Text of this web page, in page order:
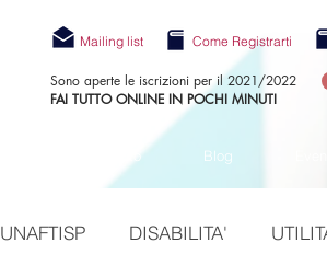
Mailing list Come Registrarti
Sono aperte le iscrizioni per il 2021/2022
FAI TUTTO ONLINE IN POCHI MINUTI
Statuto Blog
UNAFTISP DISABILITA'